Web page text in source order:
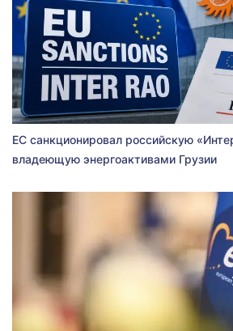
ЕС санкционировал российскую
владеющую энергоактивами Грузии